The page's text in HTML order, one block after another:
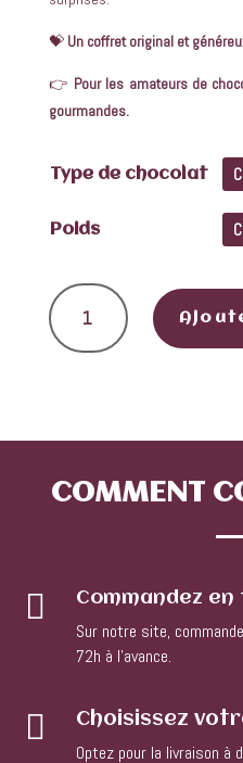
💝 Un coffret original et
👉 Pour les amateurs de
gourmandes.
Type de chocolat
Poids
quantité de Coffret Cabosse
COMMENT
 Commandez
Sur notre site,
72h à l’avance.
 Choisissez
Optez pour la livraison à